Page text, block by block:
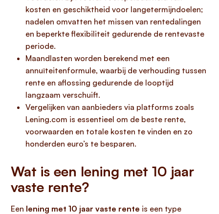
kosten en geschiktheid voor langetermijndoelen;
nadelen omvatten het missen van rentedalingen
en beperkte flexibiliteit gedurende de rentevaste
periode.
Maandlasten worden berekend met een
annuïteitenformule, waarbij de verhouding tussen
rente en aflossing gedurende de looptijd
langzaam verschuift.
Vergelijken van aanbieders via platforms zoals
Lening.com is essentieel om de beste rente,
voorwaarden en totale kosten te vinden en zo
honderden euro’s te besparen.
Wat is een lening met 10 jaar
vaste rente?
Een lening met 10 jaar vaste rente is een type